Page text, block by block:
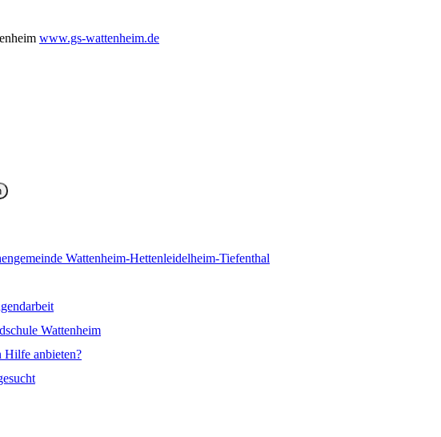
www.gs-wattenheim.de
Wattenheim-Hettenleidelheim-Tiefenthal
Wattenheim
Hilfe anbieten?